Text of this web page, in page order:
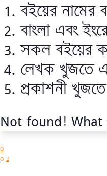
বইয়ের নামের
বাংলা এবং
সকল বইয়ের
লেখক খুজতে
প্রকাশনী
Not found!
0
0